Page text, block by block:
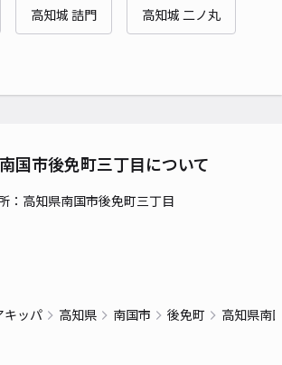
高知城 詰門 高知城 二ノ丸
国市後免町三丁目について
：高知県南国市後免町三丁目
キッパ 高知県 南国市 後免町 高知県南